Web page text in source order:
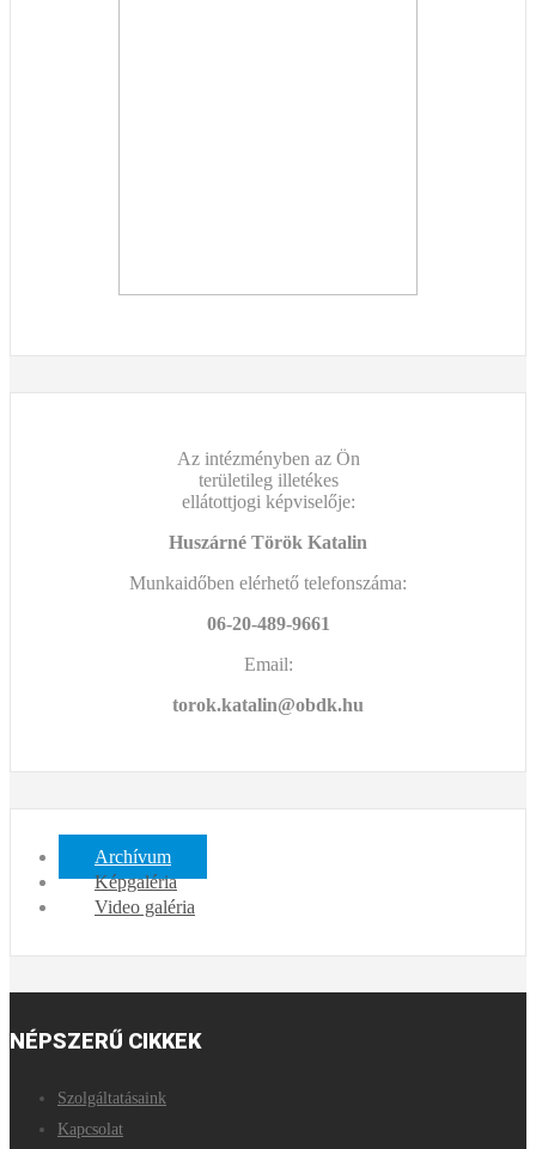
Az intézményben az Ön
területileg illetékes
ellátottjogi képviselője:
Huszárné Török Katalin
Munkaidőben elérhető telefonszáma:
06-20-489-9661
Email:
torok.katalin@obdk.hu
Archívum
Képgaléria
Video galéria
NÉPSZERŰ CIKKEK
Szolgáltatásaink
Kapcsolat